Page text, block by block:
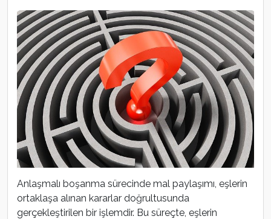
Anlaşmalı boşanma sürecinde mal paylaşımı, eşlerin
ortaklaşa alınan kararlar doğrultusunda
gerçekleştirilen bir işlemdir. Bu süreçte, eşlerin